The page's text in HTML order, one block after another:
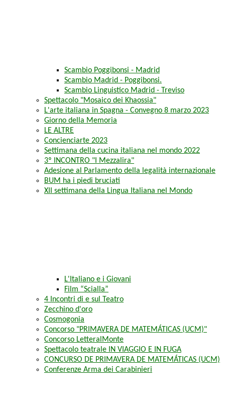
Scambio Poggibonsi - Madrid
Scambio Madrid - Poggibonsi.
Scambio Linguistico Madrid - Treviso
Spettacolo "Mosaico dei Khaossia"
L'arte italiana in Spagna - Convegno 8 marzo 2023
Giorno della Memoria
LE ALTRE
Concienciarte 2023
Settimana della cucina italiana nel mondo 2022
3º INCONTRO "I Mezzalira"
Adesione al Parlamento della legalità internazionale
BUM ha i piedi bruciati
XII settimana della Lingua Italiana nel Mondo
L'Italiano e i Giovani
Film “Scialla”
4 Incontri di e sul Teatro
Zecchino d'oro
Cosmogonia
Concorso "PRIMAVERA DE MATEMÁTICAS (UCM)"
Concorso LetteralMonte
Spettacolo teatrale IN VIAGGIO E IN FUGA
CONCURSO DE PRIMAVERA DE MATEMÁTICAS (UCM)
Conferenze Arma dei Carabinieri